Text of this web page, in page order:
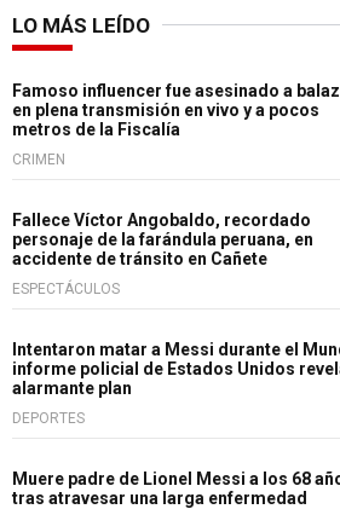
LO MÁS LEÍDO
Famoso influencer fue asesinado a
en plena transmisión en vivo y a pocos
metros de la Fiscalía
CRIMEN
Fallece Víctor Angobaldo, recordado
personaje de la farándula peruana, en
accidente de tránsito en Cañete
ESPECTÁCULOS
Intentaron matar a Messi durante el
informe policial de Estados Unidos
alarmante plan
DEPORTES
Muere padre de Lionel Messi a los 68
tras atravesar una larga enfermedad